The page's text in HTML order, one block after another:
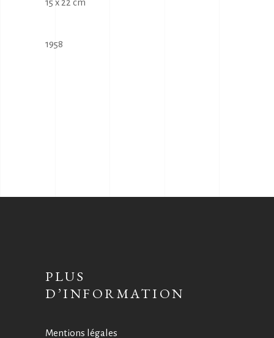
15 x 22 cm
1958
PLUS
D’INFORMATION
Mentions légales